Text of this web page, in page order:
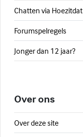
Chatten via Hoezitdat
Forumspelregels
Jonger dan 12 jaar?
Over ons
Over deze site